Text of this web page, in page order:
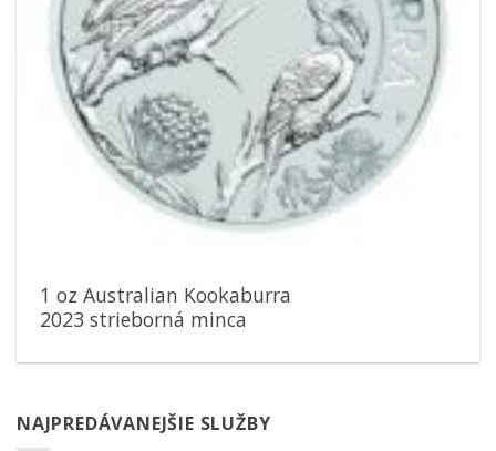
1 oz Australian Kookaburra
2023 strieborná minca
NAJPREDÁVANEJŠIE SLUŽBY